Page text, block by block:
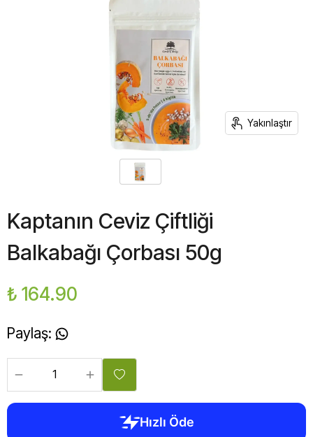
Yakınlaştır
Kaptanın Ceviz Çiftliği
Balkabağı Çorbası 50g
₺ 164.90
Paylaş: